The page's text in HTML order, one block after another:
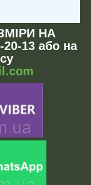
НА
13 або на